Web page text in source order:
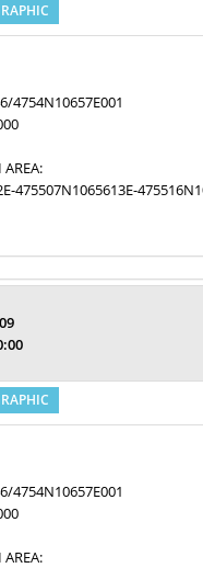
4754N10657E001
AREA:
475507N1065613E-
4754N10657E001
AREA: